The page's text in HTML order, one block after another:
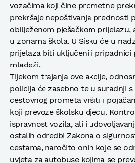
vozačima koji čine prometne
prekršaje nepoštivanja prednosti
obilježenom pješačkom prijelazu,
u zonama škola. U Sisku će u
prijelaza biti uključeni i pripadnici
mladeži.
Tijekom trajanja ove akcije,
policija će zasebno te u suradnji
cestovnog prometa vršiti i
koji prevoze školsku djecu.
ispravnost vozila, ali i
ostalih odredbi Zakona o
cestama, naročito onih koje se
uvjeta za autobuse kojima se